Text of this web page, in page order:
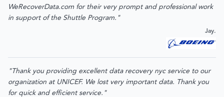
WeRecoverData.com for their very prompt and professional work
in support of the Shuttle Program."
Jay.
"Thank you providing excellent data recovery nyc service to our
organization at UNICEF. We lost very important data. Thank you
for quick and efficient service."